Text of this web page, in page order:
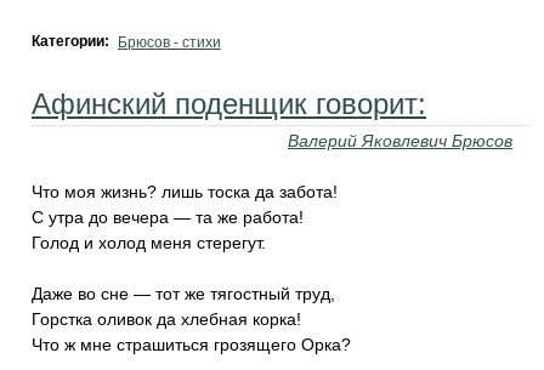
Категории: Брюсов - стихи
Афинский поденщик говорит:
Валерий Яковлевич Брюсов
Что моя жизнь? лишь тоска да забота!
С утра до вечера — та же работа!
Голод и холод меня стерегут.
Даже во сне — тот же тягостный труд,
Горстка оливок да хлебная корка!
Что ж мне страшиться грозящего Орка?